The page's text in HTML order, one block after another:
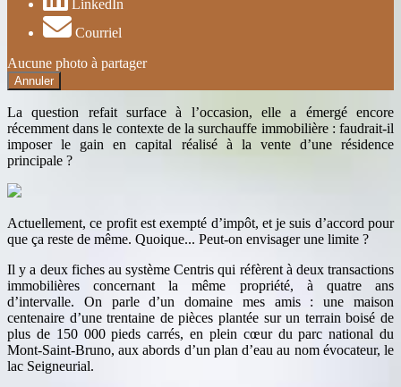
LinkedIn
Courriel
Aucune photo à partager
Annuler
La question refait surface à l’occasion, elle a émergé encore
récemment dans le contexte de la surchauffe immobilière : faudrait-il
imposer le gain en capital réalisé à la vente d’une résidence
principale ?
Actuellement, ce profit est exempté d’impôt, et je suis d’accord pour
que ça reste de même. Quoique... Peut-on envisager une limite ?
Il y a deux fiches au système Centris qui réfèrent à deux transactions
immobilières concernant la même propriété, à quatre ans
d’intervalle. On parle d’un domaine mes amis : une maison
centenaire d’une trentaine de pièces plantée sur un terrain boisé de
plus de 150 000 pieds carrés, en plein cœur du parc national du
Mont-Saint-Bruno, aux abords d’un plan d’eau au nom évocateur, le
lac Seigneurial.